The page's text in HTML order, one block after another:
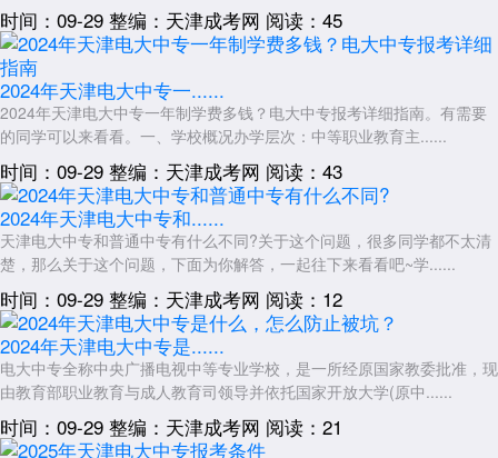
到个人发展，值得投入必要的时间和精力进行了解和判断。2026年天津
电大中专作为正规办学机构，为学员提供了学习提升的渠道，只要通过正
确方式报名学习，完全不必过度担心被骗的问题。
展开全文
时间：09-29 整编：天津成考网 阅读：45
2024年天津电大中专一......
2024年天津电大中专一年制学费多钱？电大中专报考详细指南。有需要
的同学可以来看看。一、学校概况办学层次：中等职业教育主......
时间：09-29 整编：天津成考网 阅读：43
2024年天津电大中专和......
天津电大中专和普通中专有什么不同?关于这个问题，很多同学都不太清
楚，那么关于这个问题，下面为你解答，一起往下来看看吧~学......
时间：09-29 整编：天津成考网 阅读：12
2024年天津电大中专是......
电大中专全称中央广播电视中等专业学校，是一所经原国家教委批准，现
由教育部职业教育与成人教育司领导并依托国家开放大学(原中......
时间：09-29 整编：天津成考网 阅读：21